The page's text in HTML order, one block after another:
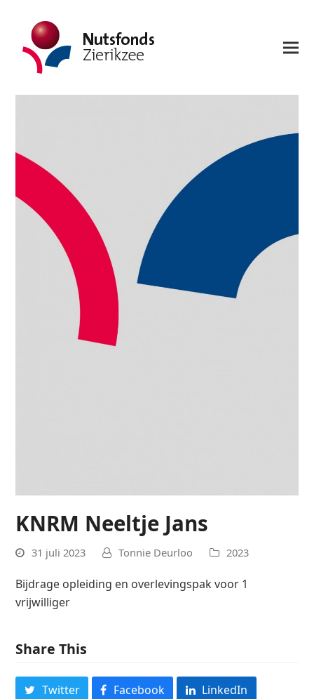
KNRM Neeltje Jans
31 juli 2023 Tonnie Deurloo 2023
Bijdrage opleiding en overlevingspak voor 1
vrijwilliger
Share This
Twitter Facebook
LinkedIn